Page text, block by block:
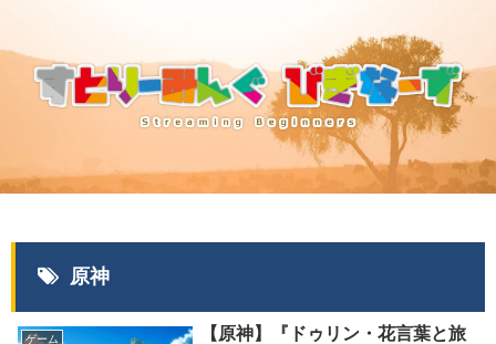
原神
ゲーム
【原神】『ドゥリン・花言葉と旅